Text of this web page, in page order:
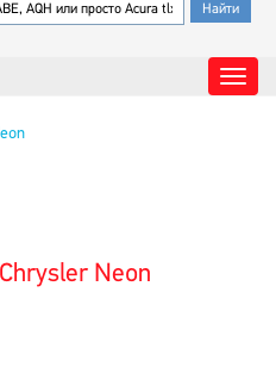
Neon